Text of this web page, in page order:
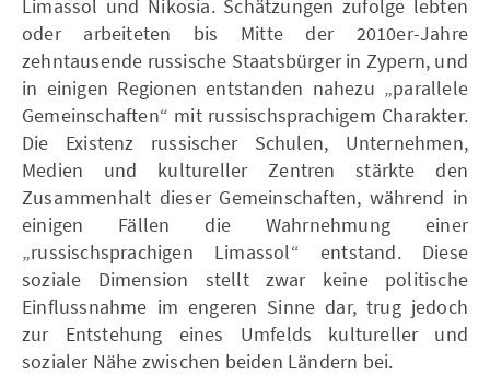
Limassol und Nikosia. Schätzungen zufolge lebten
oder arbeiteten bis Mitte der 2010er-Jahre
zehntausende russische Staatsbürger in Zypern, und
in einigen Regionen entstanden nahezu „parallele
Gemeinschaften“ mit russischsprachigem Charakter.
Die Existenz russischer Schulen, Unternehmen,
Medien und kultureller Zentren stärkte den
Zusammenhalt dieser Gemeinschaften, während in
einigen Fällen die Wahrnehmung einer
„russischsprachigen Limassol“ entstand. Diese
soziale Dimension stellt zwar keine politische
Einflussnahme im engeren Sinne dar, trug jedoch
zur Entstehung eines Umfelds kultureller und
sozialer Nähe zwischen beiden Ländern bei.